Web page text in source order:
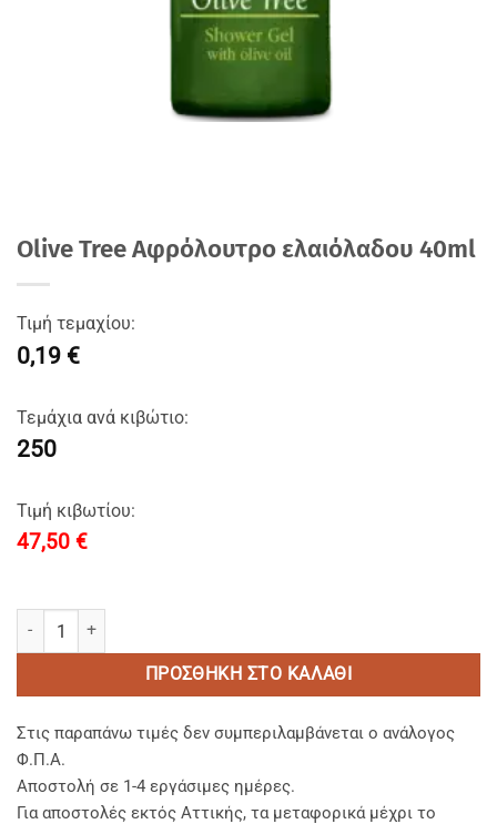
Olive Tree Αφρόλουτρο ελαιόλαδου 40ml
Τιμή τεμαχίου:
0,19 €
Τεμάχια ανά κιβώτιο:
250
Τιμή κιβωτίου:
47,50 €
Olive Tree Αφρόλουτρο ελαιόλαδου 40ml ποσότητα
ΠΡΟΣΘΉΚΗ ΣΤΟ ΚΑΛΆΘΙ
Στις παραπάνω τιμές δεν συμπεριλαμβάνεται ο ανάλογος
Φ.Π.Α.
Αποστολή σε 1-4 εργάσιμες ημέρες.
Για αποστολές εκτός Αττικής, τα μεταφορικά μέχρι το